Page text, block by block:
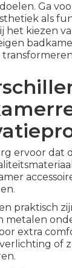
Ga
als
het kiezen
ervoor dat
praktisch
metalen
extra
of